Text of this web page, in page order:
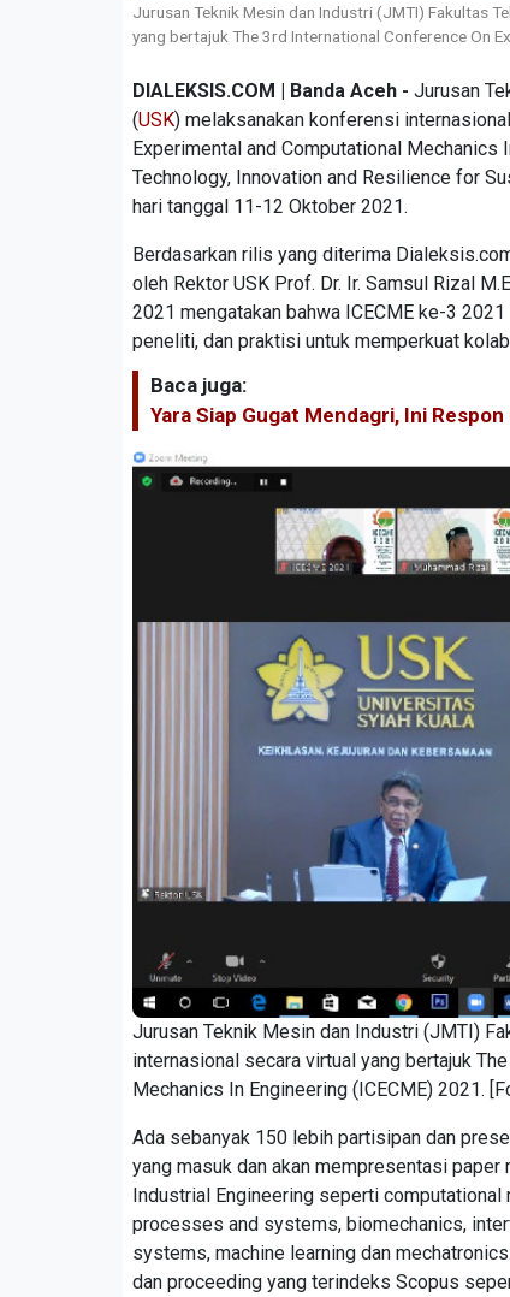
Jurusan Teknik Mesin dan Industri (JMTI) Fakultas
yang bertajuk The 3rd International Conference On
DIALEKSIS.COM | Banda Aceh - Jurusan
(USK) melaksanakan konferensi
Experimental and Computational Mechanics
Technology, Innovation and Resilience for
hari tanggal 11-12 Oktober 2021.
Berdasarkan rilis yang diterima
oleh Rektor USK Prof. Dr. Ir. Samsul Rizal
2021 mengatakan bahwa ICECME ke-3
peneliti, dan praktisi untuk memperkuat
Baca juga:
Yara Siap Gugat Mendagri, Ini Respon
Jurusan Teknik Mesin dan Industri (JMTI)
internasional secara virtual yang bertajuk
Mechanics In Engineering (ICECME) 2021.
Ada sebanyak 150 lebih partisipan dan
yang masuk dan akan mempresentasi
Industrial Engineering seperti computational
processes and systems, biomechanics,
systems, machine learning dan
dan proceeding yang terindeks Scopus